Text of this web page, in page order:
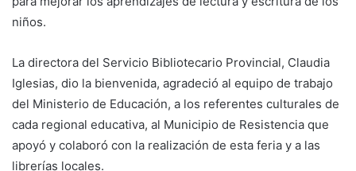
niños.
La directora del Servicio Bibliotecario Provincial, Claudia
Iglesias, dio la bienvenida, agradeció al equipo de trabajo
del Ministerio de Educación, a los referentes culturales de
cada regional educativa, al Municipio de Resistencia que
apoyó y colaboró con la realización de esta feria y a las
librerías locales.